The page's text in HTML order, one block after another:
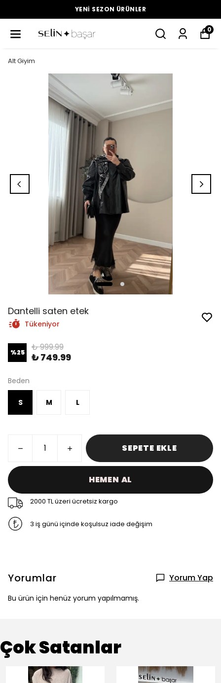
YENI SEZON ÜRÜNLER
0
Alt Giyim
Dantelli saten etek
Tükeniyor
%25 ₺ 999.99
₺ 749.99
Beden
S M L
SEPETE EKLE
HEMEN AL
2000 TL üzeri ücretsiz kargo
3 iş günü içinde koşulsuz iade değişim
Yorumlar Yorum Yap
Bu ürün için henüz yorum yapılmamış.
Çok Satanlar